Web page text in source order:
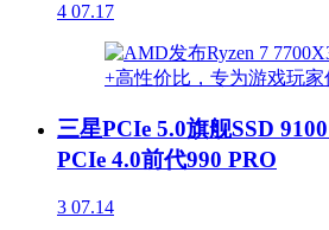
4 07.17
三星PCIe 5.0旗舰SSD
PCIe 4.0前代990 PRO
3 07.14